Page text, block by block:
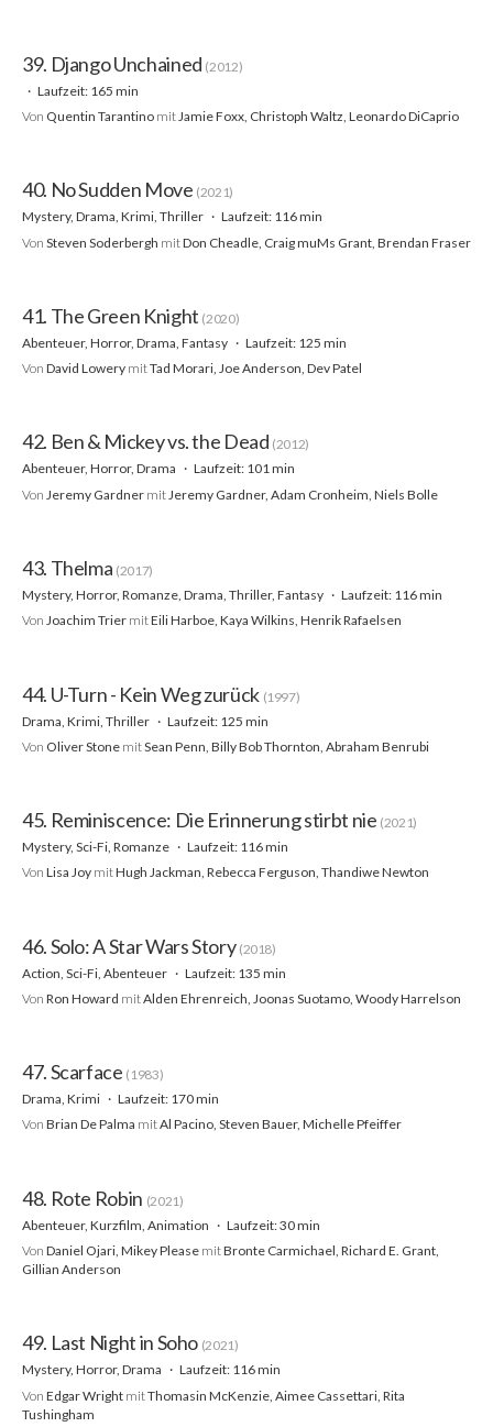
39. Django Unchained (2012)
Laufzeit: 165 min
Von Quentin Tarantino mit Jamie Foxx, Christoph Waltz, Leonardo DiCaprio
40. No Sudden Move (2021)
Mystery, Drama, Krimi, Thriller
Laufzeit: 116 min
Von Steven Soderbergh mitDon Cheadle, Craig muMs Grant, Brendan Fraser
41. The Green Knight (2020)
Abenteuer, Horror, Drama, Fantasy
Laufzeit: 125 min
Von David Lowery mitTad Morari, Joe Anderson, Dev Patel
42. Ben & Mickey vs. the Dead (2012)
Abenteuer, Horror, Drama
Laufzeit: 101 min
Von Jeremy Gardner mit Jeremy Gardner, Adam Cronheim, Niels Bolle
43. Thelma (2017)
Mystery, Horror, Romanze, Drama, Thriller, Fantasy
Laufzeit: 116 min
Von Joachim Trier mitEili Harboe, Kaya Wilkins, Henrik Rafaelsen
44. U-Turn - Kein Weg zurück (1997)
Drama, Krimi, Thriller
Laufzeit: 125 min
Von Oliver Stone mitSean Penn, Billy Bob Thornton, Abraham Benrubi
45. Reminiscence: Die Erinnerung stirbt nie (2021)
Mystery, Sci-Fi, Romanze
Laufzeit: 116 min
Von Lisa Joy mitHugh Jackman, Rebecca Ferguson, Thandiwe Newton
46. Solo: A Star Wars Story (2018)
Action, Sci-Fi, Abenteuer
Laufzeit: 135 min
Von Ron Howard mitAlden Ehrenreich, Joonas Suotamo, Woody Harrelson
47. Scarface (1983)
Drama, Krimi
Laufzeit: 170 min
Von Brian De Palma mitAl Pacino, Steven Bauer, Michelle Pfeiffer
48. Rote Robin (2021)
Abenteuer, Kurzfilm, Animation
Laufzeit: 30 min
Von Daniel Ojari, Mikey Please mitBronte Carmichael, Richard E. Grant,
Gillian Anderson
49. Last Night in Soho (2021)
Mystery, Horror, Drama
Laufzeit: 116 min
Von Edgar Wright mitThomasin McKenzie, Aimee Cassettari, Rita
Tushingham